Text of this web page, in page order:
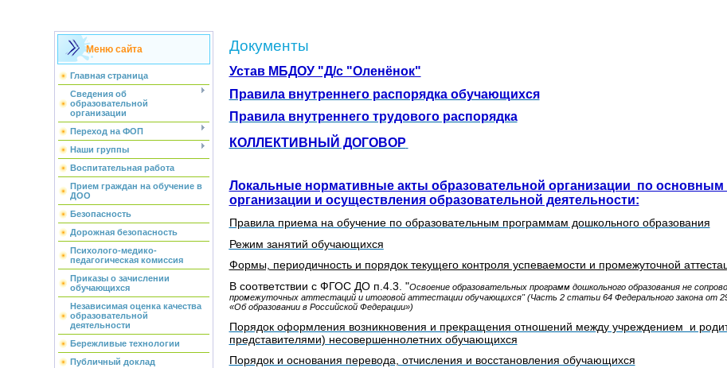
Меню сайта
Главная страница
Сведения об
образовательной
организации
Переход на ФОП
Наши группы
Воспитательная работа
Прием граждан на обучение в
ДОО
Безопасность
Дорожная безопасность
Психолого-медико-
педагогическая комиссия
Приказы о зачислении
обучающихся
Независимая оценка качества
образовательной
деятельности
Бережливые технологии
Публичный доклад
Документы
Устав МБДОУ "Д/с "Оленёнок"
Правила внутреннего распорядка обучающихся
Правила внутреннего трудового распорядка
КОЛЛЕКТИВНЫЙ ДОГОВОР
Локальные нормативные акты образовательной организации по основным
организации и осуществления образовательной деятельности:
Правила приема на обучение по образовательным программам дошкольного образования
Режим занятий обучающихся
Формы, периодичность и порядок текущего контроля успеваемости и промежуточной
В соответствии с ФГОС ДО п.4.3. "Освоение образовательных программ дошкольного образования не
промежуточных аттестаций и итоговой аттестации обучающихся" (Часть 2 статьи 64 Федерального закона от
«Об образовании в Российской Федерации»)
Порядок оформления возникновения и прекращения отношений между учреждением и
представителями) несовершеннолетних обучающихся
Порядок и основания перевода, отчисления и восстановления обучающихся